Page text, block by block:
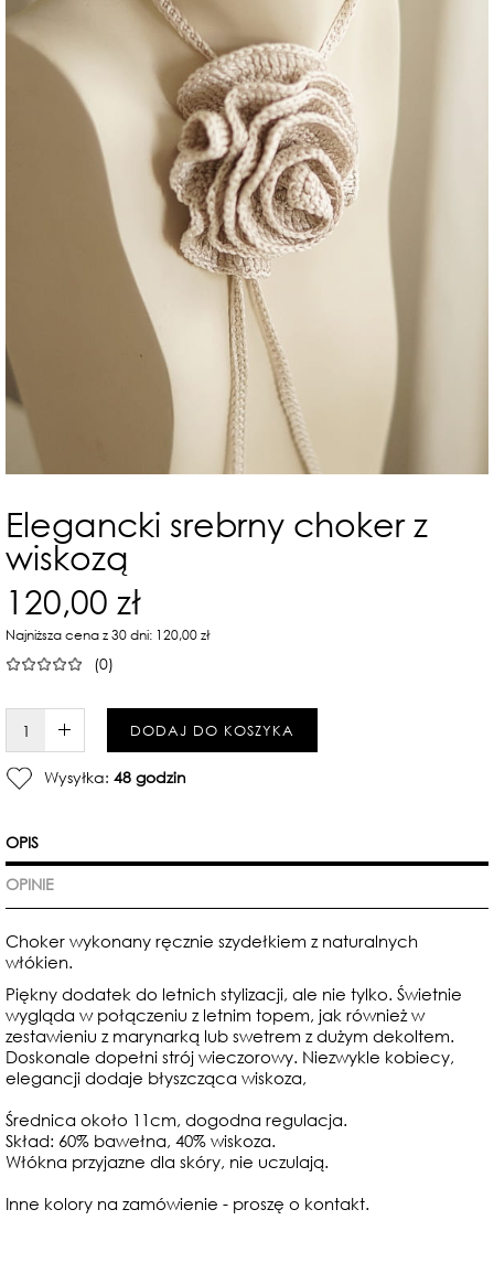
Elegancki srebrny choker z
wiskozą
120,00 zł
Najniższa cena z 30 dni: 120,00 zł
(0)
W KOSZYKU :)DODAJ DO KOSZYKA
Wysyłka: 48 godzin
OPIS
OPINIE
Choker wykonany ręcznie szydełkiem z naturalnych
włókien.
Piękny dodatek do letnich stylizacji, ale nie tylko. Świetnie
wygląda w połączeniu z letnim topem, jak również w
zestawieniu z marynarką lub swetrem z dużym dekoltem.
Doskonale dopełni strój wieczorowy. Niezwykle kobiecy,
elegancji dodaje błyszcząca wiskoza,
Średnica około 11cm, dogodna regulacja.
Skład: 60% bawełna, 40% wiskoza.
Włókna przyjazne dla skóry, nie uczulają.
Inne kolory na zamówienie - proszę o kontakt.